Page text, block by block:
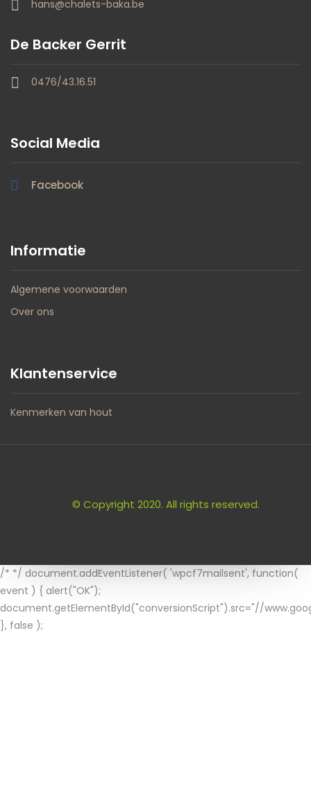
hans@chalets-baka.be
De Backer Gerrit
0476/43.16.51
Social Media
Facebook
Informatie
Algemene voorwaarden
Over ons
Klantenservice
Kenmerken van hout
© Copyright 2020. All rights reserved.
/* */ document.addEventListener( 'wpcf7mailsent', function(
event ) { alert("OK");
document.getElementById("conversionScript").src="//
}, false );